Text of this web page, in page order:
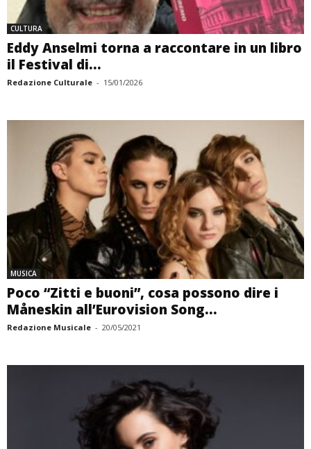
CULTURA
Eddy Anselmi torna a raccontare in un libro
il Festival di...
Redazione Culturale - 15/01/2026
MUSICA
Poco “Zitti e buoni”, cosa possono dire i
Måneskin all’Eurovision Song...
Redazione Musicale - 20/05/2021